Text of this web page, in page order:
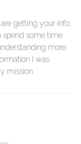
getting your info,
spend some time
more.
I was
mission.